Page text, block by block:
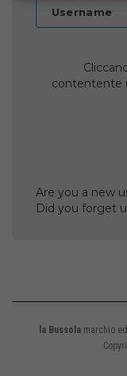
Username
contentente
Are you a new
Did you forget
la Bussolamarchio